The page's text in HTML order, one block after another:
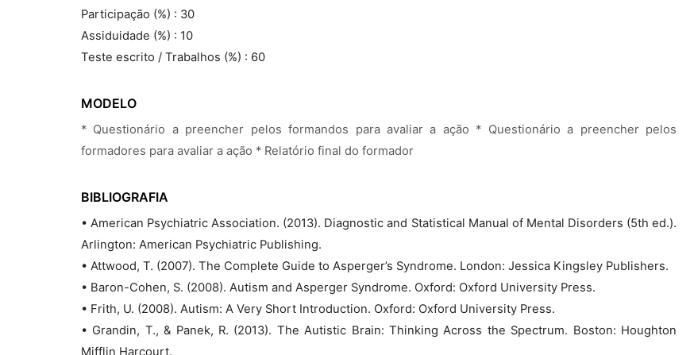
Participação (%) : 30
Assiduidade (%) : 10
Teste escrito / Trabalhos (%) : 60
MODELO
* Questionário a preencher pelos formandos para avaliar a ação * Questionário a preencher pelos
formadores para avaliar a ação * Relatório final do formador
BIBLIOGRAFIA
• American Psychiatric Association. (2013). Diagnostic and Statistical Manual of Mental Disorders (5th ed.).
Arlington: American Psychiatric Publishing.
• Attwood, T. (2007). The Complete Guide to Asperger’s Syndrome. London: Jessica Kingsley Publishers.
• Baron-Cohen, S. (2008). Autism and Asperger Syndrome. Oxford: Oxford University Press.
• Frith, U. (2008). Autism: A Very Short Introduction. Oxford: Oxford University Press.
• Grandin, T., & Panek, R. (2013). The Autistic Brain: Thinking Across the Spectrum. Boston: Houghton
Mifflin Harcourt.